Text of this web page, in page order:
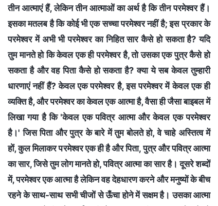
तीन आत्माएं हैं, लेकिन तीन आत्माओं का अर्थ है कि तीन परमेश्वर हैं।
इसका मतलब है कि कोई भी एक सच्चा परमेश्वर नहीं है; इस प्रकार के
परमेश्वर में अभी भी परमेश्वर का निहित सार कैसे हो सकता है? यदि
तुम मानते हो कि केवल एक ही परमेश्वर है, तो उसका एक पुत्र कैसे हो
सकता है और वह पिता कैसे हो सकता है? क्या ये सब केवल तुम्हारी
धारणाएं नहीं हैं? केवल एक परमेश्वर है, इस परमेश्वर में केवल एक ही
व्यक्ति है, और परमेश्वर का केवल एक आत्मा है, वैसा ही जैसा बाइबल में
लिखा गया है कि 'केवल एक पवित्र आत्मा और केवल एक परमेश्वर
है।' जिस पिता और पुत्र के बारे में तुम बोलते हो, वे चाहे अस्तित्व में
हों, कुल मिलाकर परमेश्वर एक ही है और पिता, पुत्र और पवित्र आत्मा
का सार, जिसे तुम लोग मानते हो, पवित्र आत्मा का सार है। दूसरे शब्दों
में, परमेश्वर एक आत्मा है लेकिन वह देहधारण करने और मनुष्यों के बीच
रहने के साथ-साथ सभी चीजों से ऊँचा होने में सक्षम है। उसका आत्मा